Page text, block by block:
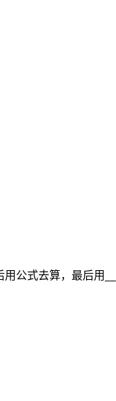
用公式去算，最后用